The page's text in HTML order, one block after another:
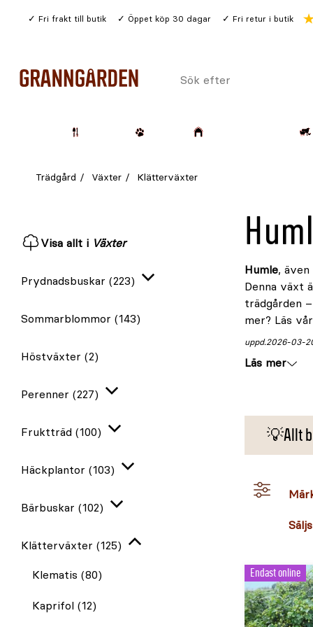
Fri frakt till butik Öppet köp 30 dagar Fri retur i butik
Sök
Trädgård Växter Klätterväxter
Humle,
Denna växt
trädgården
mer? Läs
uppd.2026-03-
Läs mer
Visa allt i Växter
Prydnadsbuskar (223)
Sommarblommor (143)
Höstväxter (2)
Perenner (227)
Fruktträd (100)
Häckplantor (103)
Bärbuskar (102)
Klätterväxter (125)
Klematis (80)
Kaprifol (12)
💡Allt
Endast online